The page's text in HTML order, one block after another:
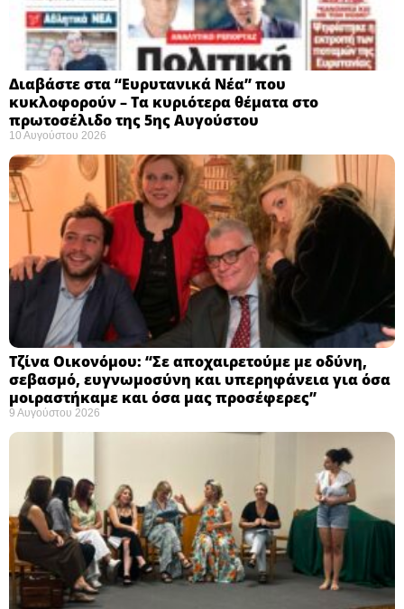
Διαβάστε στα “Ευρυτανικά Νέα” που
κυκλοφορούν – Τα κυριότερα θέματα στο
πρωτοσέλιδο της 5ης Αυγούστου
10 Αυγούστου 2026
Τζίνα Οικονόμου: “Σε αποχαιρετούμε με οδύνη,
σεβασμό, ευγνωμοσύνη και υπερηφάνεια για όσα
μοιραστήκαμε και όσα μας προσέφερες”
9 Αυγούστου 2026